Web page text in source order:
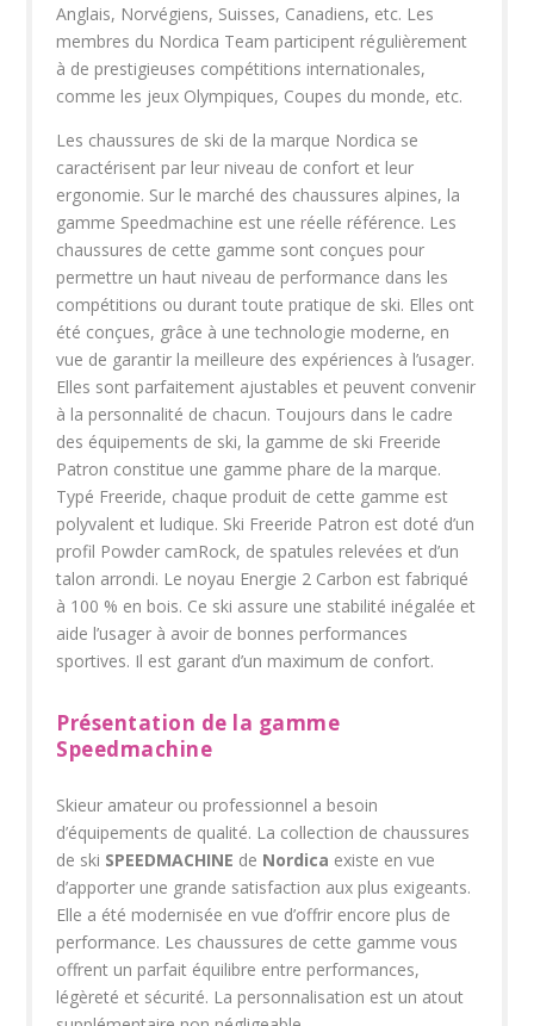
Anglais, Norvégiens, Suisses, Canadiens, etc. Les
membres du Nordica Team participent régulièrement
à de prestigieuses compétitions internationales,
comme les jeux Olympiques, Coupes du monde, etc.
Les chaussures de ski de la marque Nordica se
caractérisent par leur niveau de confort et leur
ergonomie. Sur le marché des chaussures alpines, la
gamme Speedmachine est une réelle référence. Les
chaussures de cette gamme sont conçues pour
permettre un haut niveau de performance dans les
compétitions ou durant toute pratique de ski. Elles ont
été conçues, grâce à une technologie moderne, en
vue de garantir la meilleure des expériences à l’usager.
Elles sont parfaitement ajustables et peuvent convenir
à la personnalité de chacun. Toujours dans le cadre
des équipements de ski, la gamme de ski Freeride
Patron constitue une gamme phare de la marque.
Typé Freeride, chaque produit de cette gamme est
polyvalent et ludique. Ski Freeride Patron est doté d’un
profil Powder camRock, de spatules relevées et d’un
talon arrondi. Le noyau Energie 2 Carbon est fabriqué
à 100 % en bois. Ce ski assure une stabilité inégalée et
aide l’usager à avoir de bonnes performances
sportives. Il est garant d’un maximum de confort.
Présentation de la gamme
Speedmachine
Skieur amateur ou professionnel a besoin
d’équipements de qualité. La collection de chaussures
de ski SPEEDMACHINE de Nordica existe en vue
d’apporter une grande satisfaction aux plus exigeants.
Elle a été modernisée en vue d’offrir encore plus de
performance. Les chaussures de cette gamme vous
offrent un parfait équilibre entre performances,
légèreté et sécurité. La personnalisation est un atout